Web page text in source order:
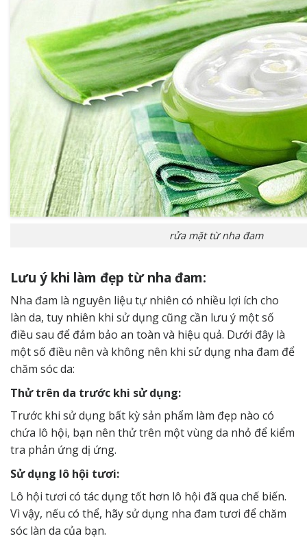
rửa mặt từ nha đam
Lưu ý khi làm đẹp từ nha đam:
Nha đam là nguyên liệu tự nhiên có nhiều lợi ích cho
làn da, tuy nhiên khi sử dụng cũng cần lưu ý một số
điều sau để đảm bảo an toàn và hiệu quả. Dưới đây là
một số điều nên và không nên khi sử dụng nha đam để
chăm sóc da:
Thử trên da trước khi sử dụng:
Trước khi sử dụng bất kỳ sản phẩm làm đẹp nào có
chứa lô hội, bạn nên thử trên một vùng da nhỏ để kiểm
tra phản ứng dị ứng.
Sử dụng lô hội tươi:
Lô hội tươi có tác dụng tốt hơn lô hội đã qua chế biến.
Vì vậy, nếu có thể, hãy sử dụng nha đam tươi để chăm
sóc làn da của bạn.